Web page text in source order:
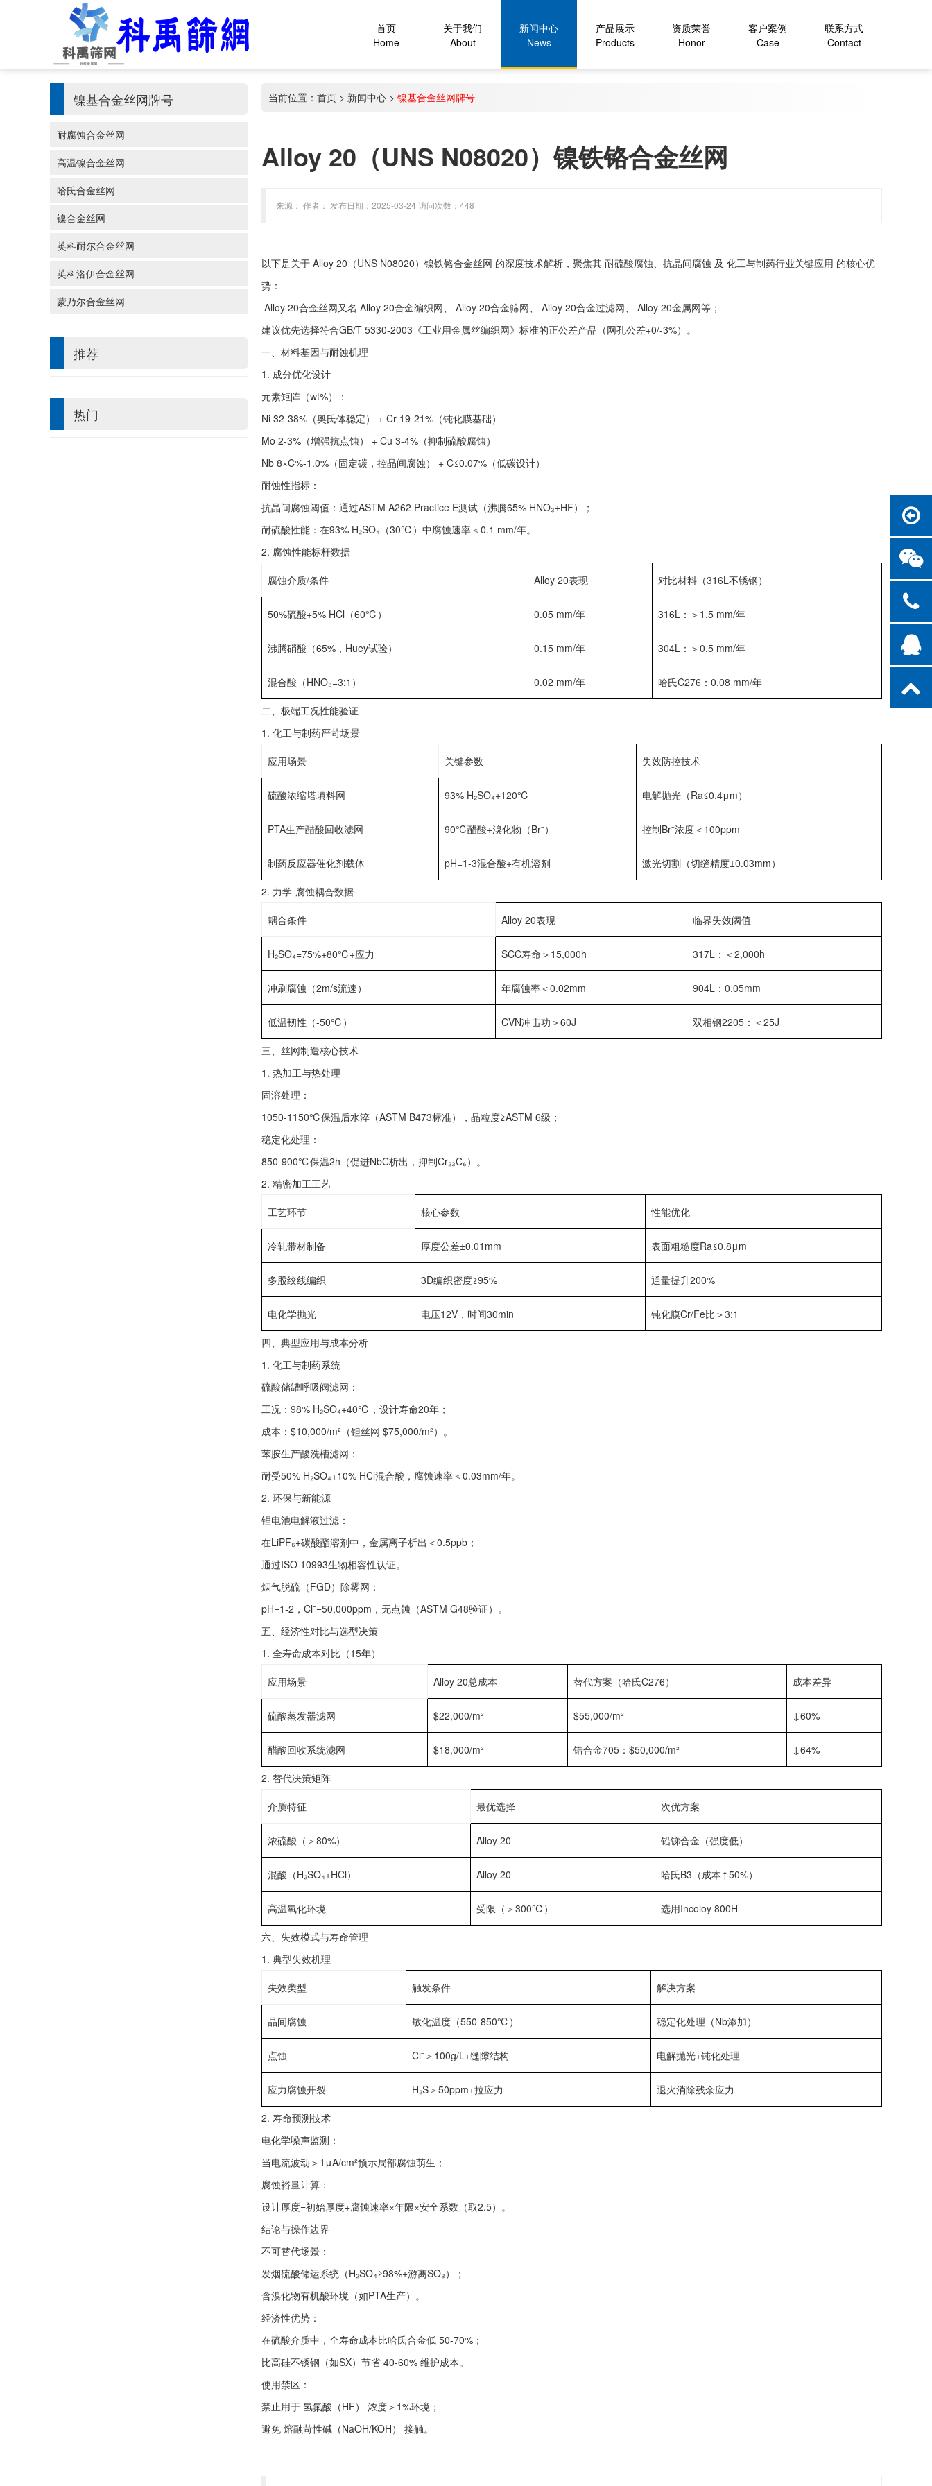
联系方式
Contact
客户案例
Case
资质荣誉
Honor
产品展示
Products
新闻中心
News
关于我们
About
首页
Home
镍基合金丝网牌号
耐腐蚀合金丝网
高温镍合金丝网
哈氏合金丝网
镍合金丝网
英科耐尔合金丝网
英科洛伊合金丝网
蒙乃尔合金丝网
推荐
热门
当前位置： 首页 > 新闻中心 > 镍基合金丝网牌号
Alloy 20（UNS N08020）镍铁铬合金丝网‌
来源： 作者： 发布日期：2025-03-24 访问次数：448
以下是关于 ‌Alloy 20（UNS N08020）镍铁铬合金丝网‌ 的深度技术解析，聚焦其 ‌耐硫酸腐蚀、抗晶间腐蚀‌ 及 ‌化工与制药行业关键应用‌ 的核心优
势：
‌Alloy 20合金丝网又名 ‌Alloy 20合金编织网、 ‌Alloy 20合金筛网、 ‌Alloy 20合金过滤网、 ‌Alloy 20金属网等；
建议优先选择符合GB/T 5330-2003《工业用金属丝编织网》标准的正公差产品（网孔公差+0/-3%）。
‌一、材料基因与耐蚀机理‌
1. ‌成分优化设计‌
‌元素矩阵（wt%）‌：
‌Ni 32-38%‌（奥氏体稳定） + ‌Cr 19-21%‌（钝化膜基础）
‌Mo 2-3%‌（增强抗点蚀） + ‌Cu 3-4%‌（抑制硫酸腐蚀）
‌Nb 8×C%-1.0%‌（固定碳，控晶间腐蚀） + ‌C≤0.07%‌（低碳设计）
‌耐蚀性指标‌：
‌抗晶间腐蚀阈值‌：通过ASTM A262 Practice E测试（沸腾65% HNO₃+HF）；
‌耐硫酸性能‌：在93% H₂SO₄（30℃）中腐蚀速率＜0.1 mm/年。
2. ‌腐蚀性能标杆数据‌
腐蚀介质/条件 Alloy 20表现 对比材料（316L不锈钢）
‌50%硫酸+5% HCl（60℃）‌ 0.05 mm/年 316L：＞1.5 mm/年
‌沸腾硝酸（65%，Huey试验）‌ 0.15 mm/年 304L：＞0.5 mm/年
‌混合酸（HNO₃=3:1）‌ 0.02 mm/年 哈氏C276：0.08 mm/年
‌二、极端工况性能验证‌
1. ‌化工与制药严苛场景‌
应用场景 关键参数 失效防控技术
‌硫酸浓缩塔填料网‌ 93% H₂SO₄+120℃ 电解抛光（Ra≤0.4μm）
‌PTA生产醋酸回收滤网‌ 90℃醋酸+溴化物（Br⁻） 控制Br⁻浓度＜100ppm
‌制药反应器催化剂载体‌ pH=1-3混合酸+有机溶剂 激光切割（切缝精度±0.03mm）
2. ‌力学-腐蚀耦合数据‌
耦合条件 Alloy 20表现 临界失效阈值
‌H₂SO₄=75%+80℃+应力‌ SCC寿命＞15,000h 317L：＜2,000h
‌冲刷腐蚀（2m/s流速）‌ 年腐蚀率＜0.02mm 904L：0.05mm
‌低温韧性（-50℃）‌ CVN冲击功＞60J 双相钢2205：＜25J
‌三、丝网制造核心技术‌
1. ‌热加工与热处理‌
‌固溶处理‌：
1050-1150℃保温后水淬（ASTM B473标准），晶粒度≥ASTM 6级；
‌稳定化处理‌：
850-900℃保温2h（促进NbC析出，抑制Cr₂₃C₆）。
2. ‌精密加工工艺‌
工艺环节 核心参数 性能优化
‌冷轧带材制备‌ 厚度公差±0.01mm 表面粗糙度Ra≤0.8μm
‌多股绞线编织‌ 3D编织密度≥95% 通量提升200%
‌电化学抛光‌ 电压12V，时间30min 钝化膜Cr/Fe比＞3:1
‌四、典型应用与成本分析‌
1. ‌化工与制药系统‌
‌硫酸储罐呼吸阀滤网‌：
工况：98% H₂SO₄+40℃，设计寿命20年；
成本：$10,000/m²（钽丝网 $75,000/m²）。
‌苯胺生产酸洗槽滤网‌：
耐受50% H₂SO₄+10% HCl混合酸，腐蚀速率＜0.03mm/年。
2. ‌环保与新能源‌
‌锂电池电解液过滤‌：
在LiPF₆+碳酸酯溶剂中，金属离子析出＜0.5ppb；
通过ISO 10993生物相容性认证。
‌烟气脱硫（FGD）除雾网‌：
pH=1-2，Cl⁻=50,000ppm，无点蚀（ASTM G48验证）。
‌五、经济性对比与选型决策‌
1. ‌全寿命成本对比（15年）‌
应用场景 Alloy 20总成本 替代方案（哈氏C276） 成本差异
硫酸蒸发器滤网 $22,000/m² $55,000/m² ↓60%
醋酸回收系统滤网 $18,000/m² 锆合金705：$50,000/m² ↓64%
2. ‌替代决策矩阵‌
介质特征 最优选择 次优方案
‌浓硫酸（＞80%）‌ Alloy 20 铅锑合金（强度低）
‌混酸（H₂SO₄+HCl）‌ Alloy 20 哈氏B3（成本↑50%）
‌高温氧化环境‌ 受限（＞300℃） 选用Incoloy 800H
‌六、失效模式与寿命管理‌
1. ‌典型失效机理‌
失效类型 触发条件 解决方案
‌晶间腐蚀‌ 敏化温度（550-850℃） 稳定化处理（Nb添加）
‌点蚀‌ Cl⁻＞100g/L+缝隙结构 电解抛光+钝化处理
‌应力腐蚀开裂‌ H₂S＞50ppm+拉应力 退火消除残余应力
2. ‌寿命预测技术‌
‌电化学噪声监测‌：
当电流波动＞1μA/cm²预示局部腐蚀萌生；
‌腐蚀裕量计算‌：
设计厚度=初始厚度+腐蚀速率×年限×安全系数（取2.5）。
‌结论与操作边界‌
‌不可替代场景‌：
‌发烟硫酸储运系统‌（H₂SO₄≥98%+游离SO₃）；
‌含溴化物有机酸环境‌（如PTA生产）。
‌经济性优势‌：
在硫酸介质中，全寿命成本比哈氏合金低 ‌50-70%‌；
比高硅不锈钢（如SX）节省 ‌40-60%‌ 维护成本。
‌使用禁区‌：
禁止用于 ‌氢氟酸（HF）‌ 浓度＞1%环境；
避免 ‌熔融苛性碱（NaOH/KOH）‌ 接触。